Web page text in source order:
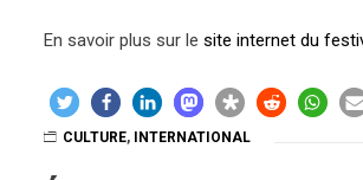
En savoir plus sur lesite internet du
CULTURE, INTERNATIONAL